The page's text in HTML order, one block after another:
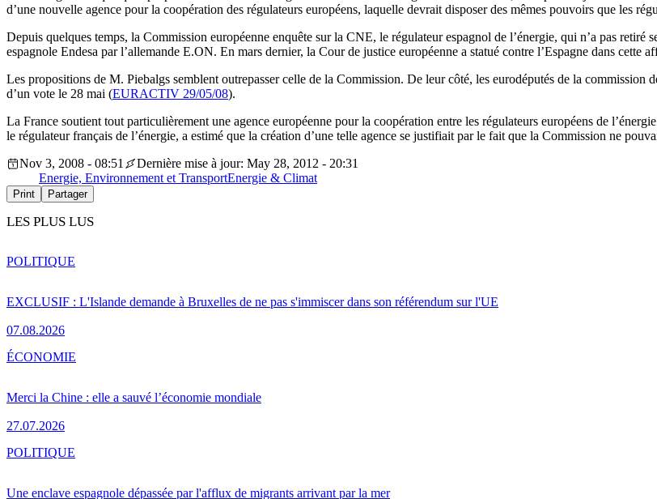
d’une nouvelle agence pour la coopération des régulateurs européens, laquelle devrait disposer des mêmes pouvoirs que les
Depuis quelques temps, la Commission européenne enquête sur la CNE, le régulateur espagnol de l’énergie, qui n’a pas
espagnole Endesa par l’allemande E.ON. En mars dernier, la Cour de justice européenne a statué contre l’Espagne dans cette
Les propositions de M. Piebalgs semblent outrepasser celle de la Commission. De leur côté, les eurodéputés de la
d’un vote le 28 mai (EURACTIV 29/05/08).
La France soutient tout particulièrement une agence européenne pour la coopération entre les régulateurs européens de
le régulateur français de l’énergie, a estimé que la création d’une telle agence se justifiait par le fait que la Commission ne
Nov 3, 2008 - 08:51
Dernière mise à jour: May 28, 2012 - 20:31
Energie, Environnement et TransportEnergie & Climat
Print Partager
LES PLUS LUS
EXCLUSIF : L'Islande demande à Bruxelles de ne pas s'immiscer dans son référendum sur l'UE
07.08.2026
POLITIQUE
Merci la Chine : elle a sauvé l’économie mondiale
27.07.2026
ÉCONOMIE
Une enclave espagnole dépassée par l'afflux de migrants arrivant par la mer
POLITIQUE